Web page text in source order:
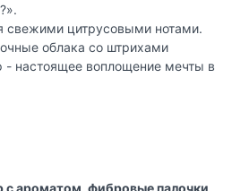
свежими цитрусовыми нотами.
облака со штрихами
- настоящее воплощение мечты в